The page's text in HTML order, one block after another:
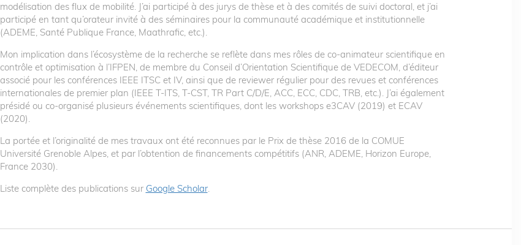
modélisation des flux de mobilité. J’ai participé à des jurys de thèse et à des comités de suivi doctoral, et j’ai
participé en tant qu’orateur invité à des séminaires pour la communauté académique et institutionnelle
(ADEME, Santé Publique France, Maathrafic, etc.).
Mon implication dans l’écosystème de la recherche se reflète dans mes rôles de co-animateur scientifique en
contrôle et optimisation à l’IFPEN, de membre du Conseil d’Orientation Scientifique de VEDECOM, d’éditeur
associé pour les conférences IEEE ITSC et IV, ainsi que de reviewer régulier pour des revues et conférences
internationales de premier plan (IEEE T-ITS, T-CST, TR Part C/D/E, ACC, ECC, CDC, TRB, etc.). J’ai également
présidé ou co-organisé plusieurs événements scientifiques, dont les workshops e3CAV (2019) et ECAV
(2020).
La portée et l’originalité de mes travaux ont été reconnues par le Prix de thèse 2016 de la COMUE
Université Grenoble Alpes, et par l’obtention de financements compétitifs (ANR, ADEME, Horizon Europe,
France 2030).
Liste complète des publications sur Google Scholar.